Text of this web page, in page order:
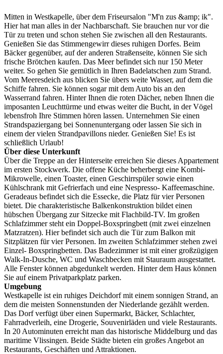
Mitten in Westkapelle, über dem Friseursalon "M'n zus &amp; ik".
Hier hat man alles in der Nachbarschaft. Sie brauchen nur vor die
Tür zu treten und schon stehen Sie zwischen all den Restaurants.
Genießen Sie das Stimmengewirr dieses ruhigen Dorfes. Beim
Bäcker gegenüber, auf der anderen Straßenseite, können Sie sich
frische Brötchen kaufen. Das Meer befindet sich nur 150 Meter
weiter. So gehen Sie gemütlich in Ihren Badelatschen zum Strand.
Vom Meeresdeich aus blicken Sie übers weite Wasser, auf dem die
Schiffe fahren. Sie können sogar mit dem Auto bis an den
Wasserrand fahren. Hinter Ihnen die roten Dächer, neben Ihnen die
imposanten Leuchttürme und etwas weiter die Bucht, in der Vögel
lebensfroh Ihre Stimmen hören lassen. Unternehmen Sie einen
Strandspaziergang bei Sonnenuntergang oder lassen Sie sich in
einem der vielen Strandpavillons nieder. Genießen Sie! Es ist
schließlich Urlaub!
Über diese Unterkunft
Über die Treppe an der Hinterseite erreichen Sie dieses Appartement
im ersten Stockwerk. Die offene Küche beherbergt eine Kombi-
Mikrowelle, einen Toaster, einen Geschirrspüler sowie einen
Kühlschrank mit Gefrierfach und eine Nespresso- Kaffeemaschine.
Geradeaus befindet sich die Essecke, die Platz für vier Personen
bietet. Die charakteristische Balkenkonstruktion bildet einen
hübschen Übergang zur Sitzecke mit Flachbild-TV. Im großen
Schlafzimmer steht ein Doppel-Boxspringbett (mit zwei einzelnen
Matzratzen). Hier befindet sich auch die Tür zum Balkon mit
Sitzplätzen für vier Personen. Im zweiten Schlafzimmer stehen zwei
Einzel- Boxspringbetten. Das Badezimmer ist mit einer großzügigen
Walk-In-Dusche, WC und Waschbecken mit Stauraum ausgestattet.
Alle Fenster können abgedunkelt werden. Hinter dem Haus können
Sie auf einem Privatparkplatz parken.
Umgebung
Westkapelle ist ein ruhiges Deichdorf mit einem sonnigen Strand, an
dem die meisten Sonnenstunden der Niederlande gezählt werden.
Das Dorf verfügt über einen Supermarkt, Bäcker, Schlachter,
Fahrradverleih, eine Drogerie, Souvenirläden und viele Restaurants.
In 20 Autominuten erreicht man das historische Middelburg und das
maritime Vlissingen. Beide Städte bieten ein großes Angebot an
Restaurants, Geschäften und Attraktionen.